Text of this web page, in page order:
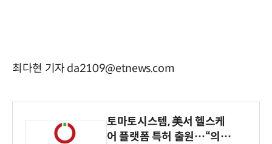
최다현 기자 da2109@etnews.com
토마토시스템, 美서 헬스케
어 플랫폼 특허 출원…“의료